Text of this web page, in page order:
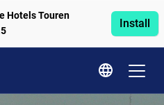
Hotels Touren
Install